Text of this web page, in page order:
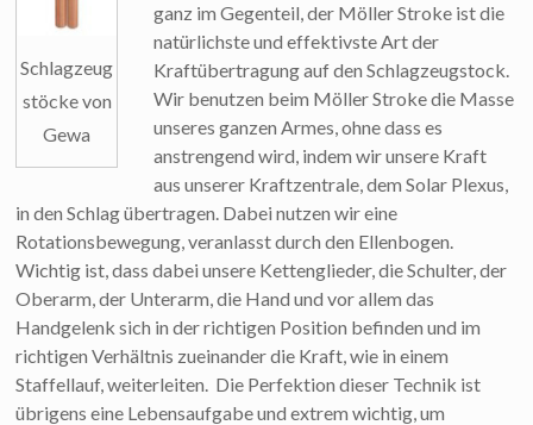
Schlagzeug
stöcke von
Gewa
ganz im Gegenteil, der Möller Stroke ist die
natürlichste und effektivste Art der
Kraftübertragung auf den Schlagzeugstock.
Wir benutzen beim Möller Stroke die Masse
unseres ganzen Armes, ohne dass es
anstrengend wird, indem wir unsere Kraft
aus unserer Kraftzentrale, dem Solar Plexus,
in den Schlag übertragen. Dabei nutzen wir eine
Rotationsbewegung, veranlasst durch den Ellenbogen.
Wichtig ist, dass dabei unsere Kettenglieder, die Schulter, der
Oberarm, der Unterarm, die Hand und vor allem das
Handgelenk sich in der richtigen Position befinden und im
richtigen Verhältnis zueinander die Kraft, wie in einem
Staffellauf, weiterleiten. Die Perfektion dieser Technik ist
übrigens eine Lebensaufgabe und extrem wichtig, um